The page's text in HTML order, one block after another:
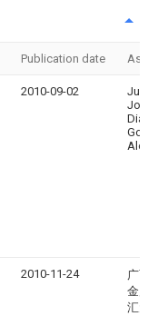
Publication date
2010-09-02
Juan
Jorge
Diaz
2010-11-24
广西
金属
汇元